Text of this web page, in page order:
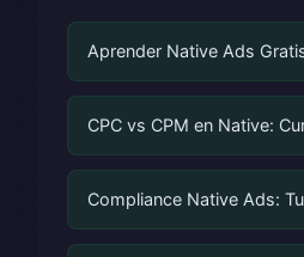
Aprender Native Ads
CPC vs CPM en Native:
Compliance Native Ads: